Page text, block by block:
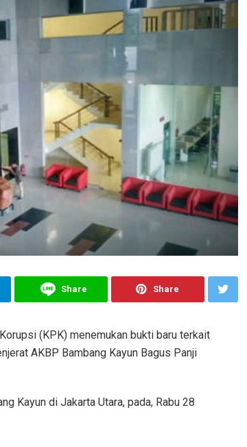
Share Share
(KPK) menemukan bukti baru terkait
AKBP Bambang Kayun Bagus Panji
Kayun di Jakarta Utara, pada, Rabu 28